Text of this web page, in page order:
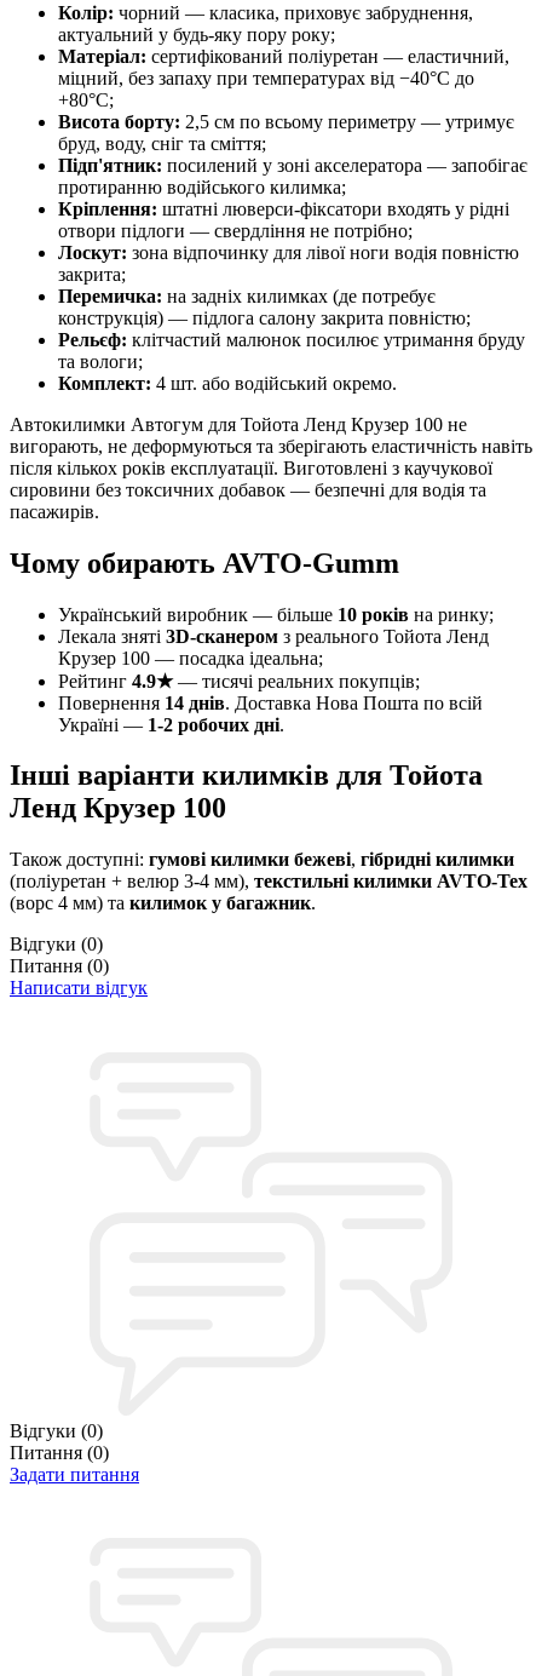
Колір: чорний — класика, приховує забруднення,
актуальний у будь-яку пору року;
Матеріал: сертифікований поліуретан — еластичний,
міцний, без запаху при температурах від −40°C до
+80°C;
Висота борту: 2,5 см по всьому периметру — утримує
бруд, воду, сніг та сміття;
Підп'ятник: посилений у зоні акселератора — запобігає
протиранню водійського килимка;
Кріплення: штатні люверси-фіксатори входять у рідні
отвори підлоги — свердління не потрібно;
Лоскут: зона відпочинку для лівої ноги водія повністю
закрита;
Перемичка: на задніх килимках (де потребує
конструкція) — підлога салону закрита повністю;
Рельєф: клітчастий малюнок посилює утримання бруду
та вологи;
Комплект: 4 шт. або водійський окремо.
Автокилимки Автогум для Тойота Ленд Крузер 100 не
вигорають, не деформуються та зберігають еластичність навіть
після кількох років експлуатації. Виготовлені з каучукової
сировини без токсичних добавок — безпечні для водія та
пасажирів.
Чому обирають AVTO-Gumm
Український виробник — більше 10 років на ринку;
Лекала зняті 3D-сканером з реального Тойота Ленд
Крузер 100 — посадка ідеальна;
Рейтинг 4.9★— тисячі реальних покупців;
Повернення 14 днів. Доставка Нова Пошта по всій
Україні — 1-2 робочих дні.
Інші варіанти килимків для Тойота
Ленд Крузер 100
Також доступні: гумові килимки бежеві, гібридні килимки
(поліуретан + велюр 3-4 мм), текстильні килимки AVTO-Tex
(ворс 4 мм) та килимок у багажник.
Відгуки (0)
Питання (0)
Написати відгук
Відгуки (0)
Питання (0)
Задати питання